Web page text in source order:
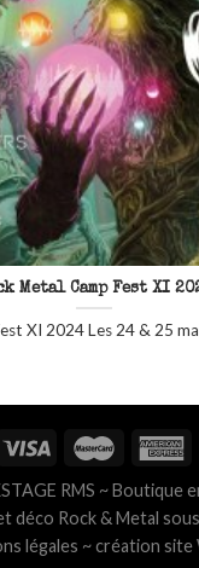
Metal Camp Fest XI
XI 2024 Les 24 & 25
RMS ~ Boutique
déco Rock & Metal
légales ~ création site